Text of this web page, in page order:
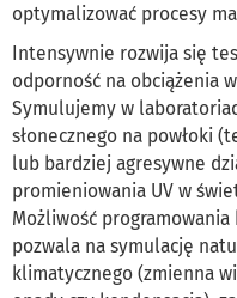
optymalizować procesy
Intensywnie rozwija się
odporność na obciążenia
Symulujemy w
słonecznego na powłoki
lub bardziej agresywne
promieniowania UV w
Możliwość
pozwala na symulację
klimatycznego (zmienna